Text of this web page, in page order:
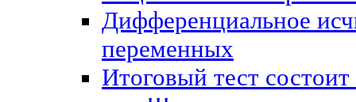
Дифференциальное
переменных
Итоговый тест